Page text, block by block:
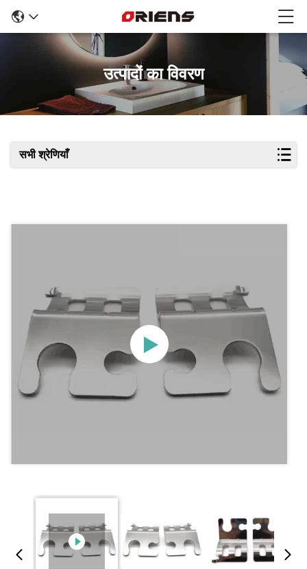
उत्पादों का विवरण
सभी श्रेणियाँ